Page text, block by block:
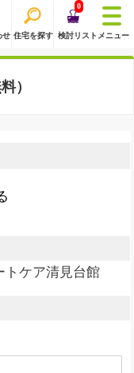
せ 住宅を探す
0
検討リスト メニュー
）
ケア清見台館